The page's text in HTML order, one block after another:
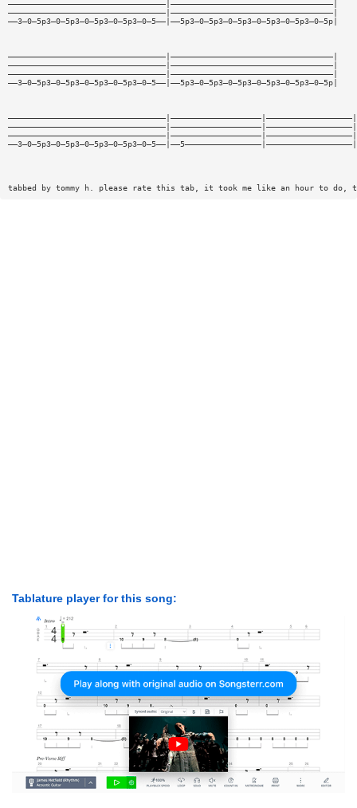
—————————————————————————————————|——————————————————————————————————|
—————————————————————————————————|——————————————————————————————————|
——3—0—5p3—0—5p3—0—5p3—0—5p3—0—5——|——5p3—0—5p3—0—5p3—0—5p3—0—5p3—0—5p|
—————————————————————————————————|——————————————————————————————————|
—————————————————————————————————|——————————————————————————————————|
—————————————————————————————————|——————————————————————————————————|
——3—0—5p3—0—5p3—0—5p3—0—5p3—0—5——|——5p3—0—5p3—0—5p3—0—5p3—0—5p3—0—5p|
tabbed by tommy h. please rate this tab, it took me like an hour to do,
Tablature player for this song: